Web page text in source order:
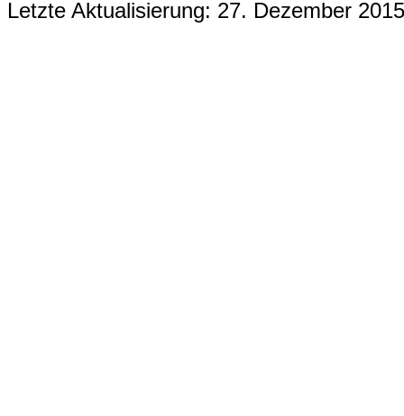
Letzte Aktualisierung: 27. Dezember 2015